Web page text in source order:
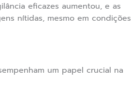
eficazes aumentou, e as
nítidas, mesmo em condições
um papel crucial na